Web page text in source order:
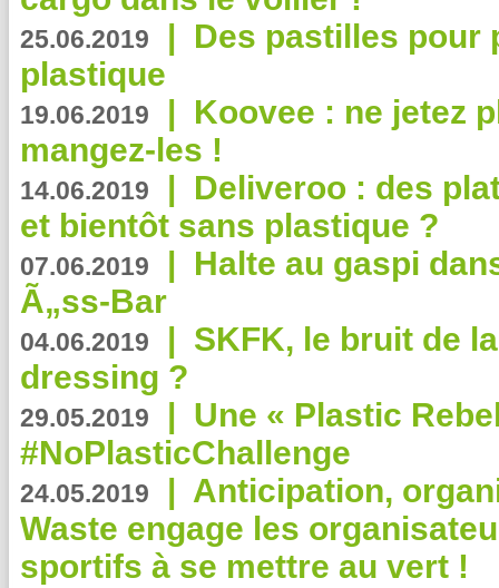
25.06.2019 | Des pastilles pour
plastique
19.06.2019 | Koovee : ne jetez
mangez-les !
14.06.2019 | Deliveroo : des
et bientôt sans plastique ?
07.06.2019 | Halte au gaspi
Ã„ss-Bar
04.06.2019 | SKFK, le bruit de
dressing ?
29.05.2019 | Une « Plastic
#NoPlasticChallenge
24.05.2019 | Anticipation,
Waste engage les
sportifs à se mettre au vert !